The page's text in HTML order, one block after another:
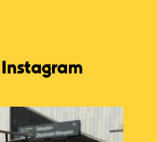
Instagram